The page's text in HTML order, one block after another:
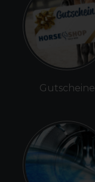
Gutscheine